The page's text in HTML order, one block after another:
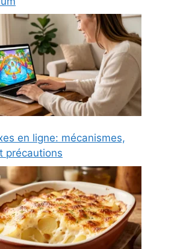
en ligne: mécanismes,
précautions